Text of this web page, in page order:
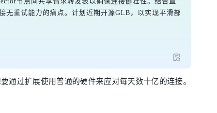
重试能力的痛点。计划近期开源GLB，以实现平滑部
过扩展使用普通的硬件来应对每天数十亿的连接。